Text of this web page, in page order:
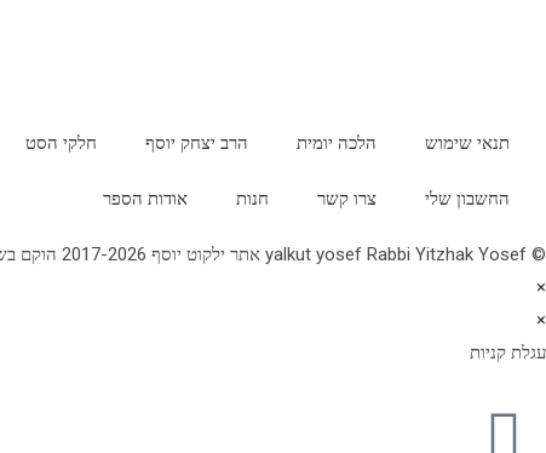
תנאי שימוש הלכה יומית הרב יצחק יוסף חלקי הסט
החשבון שלי צרו קשר חנות אודות הספר
© yalkut yosef Rabbi Yitzhak Yosef אתר ילקוט יוסף 2017-2026 הוקם בשנת תשע"ז - באתר הלכה יומית • עלון עין יצחק • גלריה • ספרי מרן הראש"ל • השיעור השבועי 077-2249906
×
×
עגלת קניות